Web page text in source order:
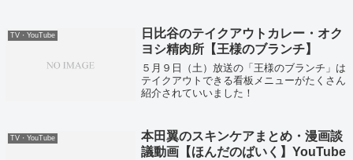
いました！
TV・YouTube
日比谷のテイクアウトカレー・オク
ヨシ精肉所【王様のブランチ】
５月９日（土）放送の「王様のブランチ」は
テイクアウトできる看板メニューがたくさん
紹介されていいました！
TV・YouTube
本田翼のスキンケアまとめ・漫画談
議動画【ほんだのばいく】YouTube